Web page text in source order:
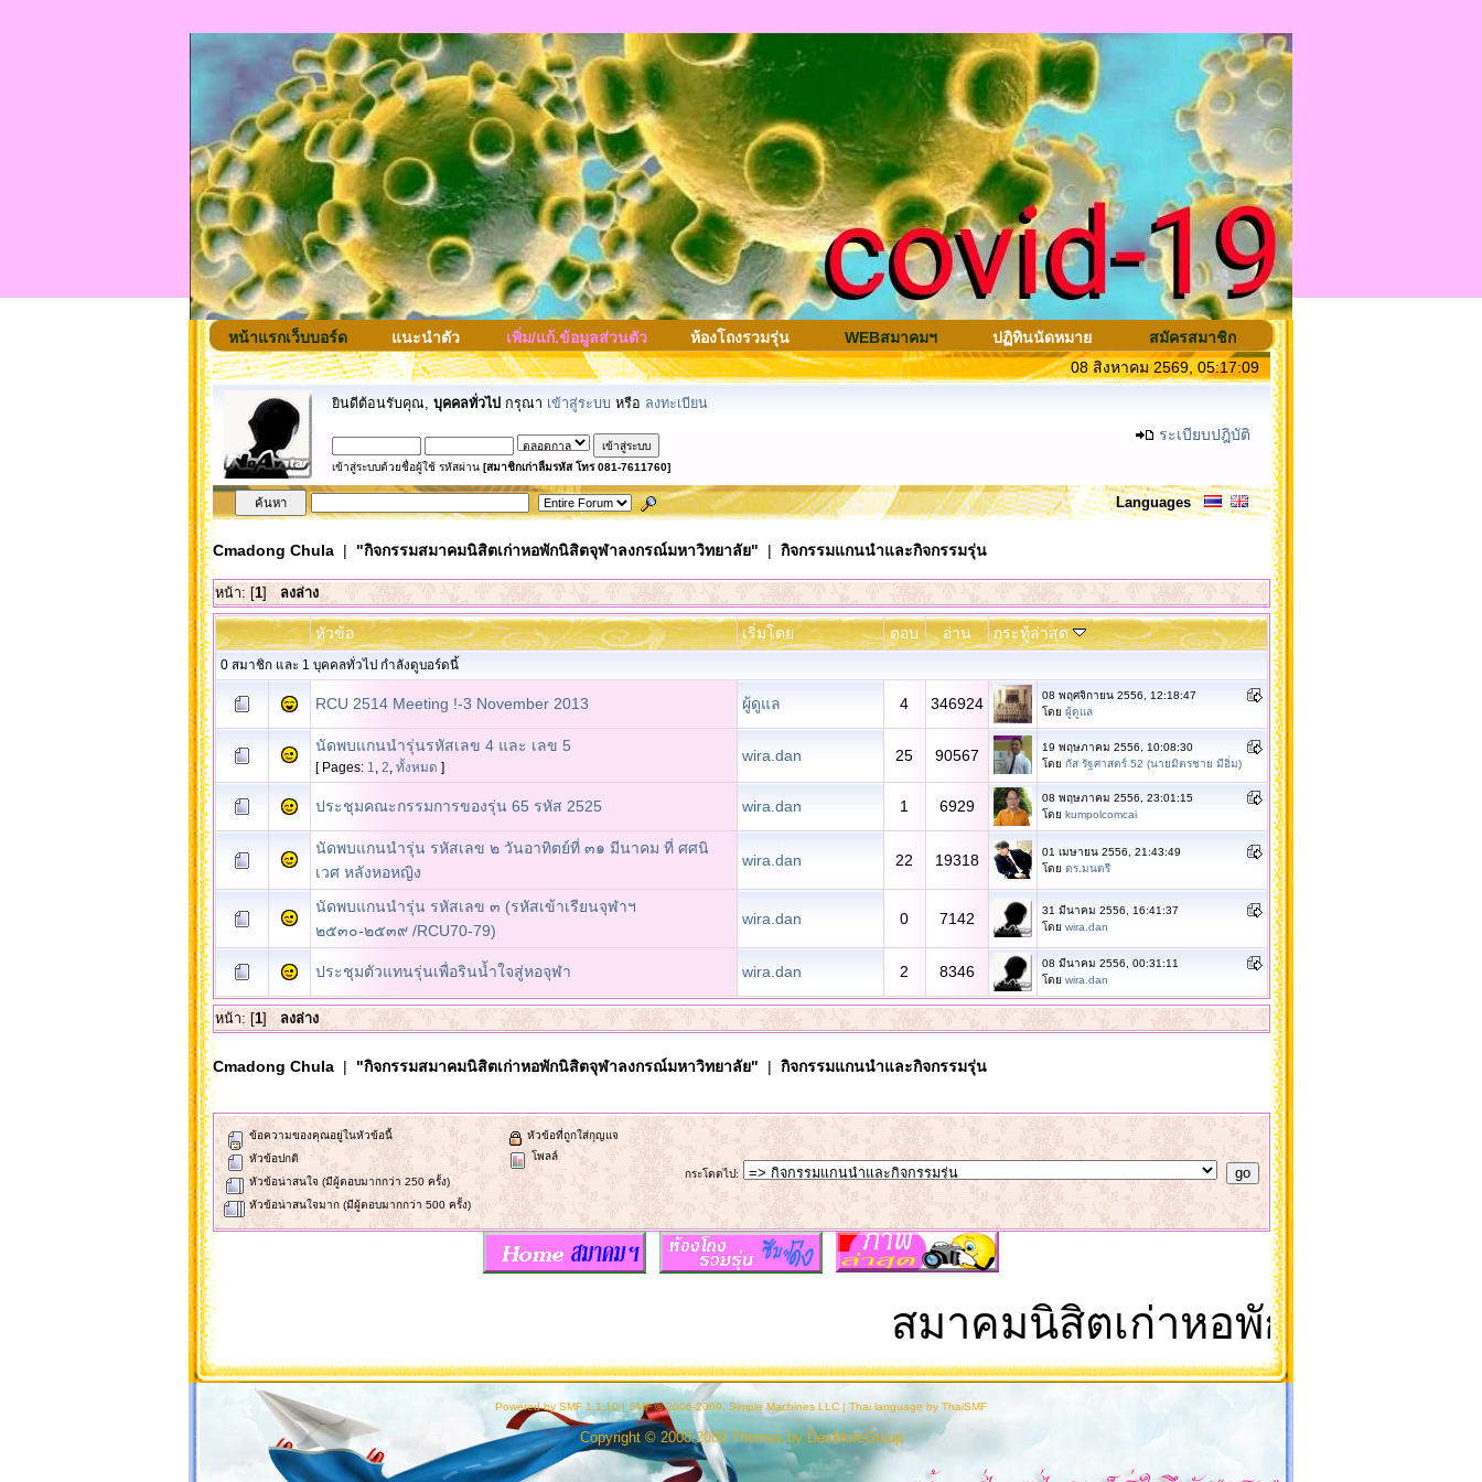
หน้าแรกเว็บบอร์ด แนะนำตัว เพิ่ม/แก้.ข้อมูลส่วนตัว ห้องโถงรวมรุ่น WEBสมาคมฯ ปฏิทินนัดหมาย
สมัครสมาชิก
08 สิงหาคม 2569, 05:17:09
ยินดีต้อนรับคุณ, บุคคลทั่วไป กรุณา เข้าสู่ระบบ หรือ ลงทะเบียน
เข้าสู่ระบบด้วยชื่อผู้ใช้ รหัสผ่าน [สมาชิกเก่าลืมรหัส โทร 081-7611760]
ระเบียบปฎิบัติ
Languages
Cmadong Chula| "กิจกรรมสมาคมนิสิตเก่าหอพักนิสิตจุฬาลงกรณ์มหาวิทยาลัย" | กิจกรรมแกนนำและกิจกรรมรุ่น
หน้า: [1]ลงล่าง
หัวข้อ เริ่มโดย ตอบ อ่าน กระทู้ล่าสุด
0 สมาชิก และ 1 บุคคลทั่วไป กำลังดูบอร์ดนี้
RCU 2514 Meeting !-3 November 2013 ผู้ดูแล 4 346924
08 พฤศจิกายน 2556, 12:18:47
โดย ผู้ดูแล
นัดพบแกนนำรุ่นรหัสเลข 4 และ เลข 5
[ Pages: 1 2 ทั้งหมด ]
wira.dan 25 90567
19 พฤษภาคม 2556, 10:08:30
โดย กัส รัฐศาสตร์ 52 (นายมิตรชาย มีอิ่ม)
ประชุมคณะกรรมการของรุ่น 65 รหัส 2525 wira.dan 1 6929
08 พฤษภาคม 2556, 23:01:15
โดย kumpolcomcai
นัดพบแกนนำรุ่น รหัสเลข ๒ วันอาทิตย์ที่ ๓๑ มีนาคม ที่ ศศนิ
เวศ หลังหอหญิง
wira.dan 22 19318
01 เมษายน 2556, 21:43:49
โดย ดร.มนตรี
นัดพบแกนนำรุ่น รหัสเลข ๓ (รหัสเข้าเรียนจุฬาฯ
๒๕๓๐-๒๕๓๙ /RCU70-79)
wira.dan 0 7142
31 มีนาคม 2556, 16:41:37
โดย wira.dan
ประชุมตัวแทนรุ่นเพื่อรินน้ำใจสู่หอจุฬา wira.dan 2 8346
08 มีนาคม 2556, 00:31:11
โดย wira.dan
หน้า: [1]ลงล่าง
Cmadong Chula| "กิจกรรมสมาคมนิสิตเก่าหอพักนิสิตจุฬาลงกรณ์มหาวิทยาลัย" | กิจกรรมแกนนำและกิจกรรมรุ่น
ข้อความของคุณอยู่ในหัวข้อนี้
หัวข้อปกติ
หัวข้อน่าสนใจ (มีผู้ตอบมากกว่า 250 ครั้ง)
หัวข้อน่าสนใจมาก (มีผู้ตอบมากกว่า 500 ครั้ง)
หัวข้อที่ถูกใส่กุญแจ
โพลล์
กระโดดไป:
สมาคมนิสิตเก่าหอพักนิสิต จุฬา
Powered by SMF 1.1.10 | SMF © 2006-2009, Simple Machines LLC | Thai language by ThaiSMF
Copyright © 2008-2009 Themes by DexMoreGroup